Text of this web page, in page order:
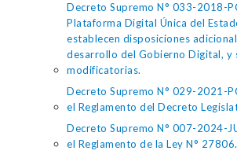
Decreto Supremo N° 033-2018-
Plataforma Digital Única del
establecen disposiciones
desarrollo del Gobierno Digital, y
modificatorias.
Decreto Supremo N° 029-2021-
el Reglamento del Decreto
Decreto Supremo N° 007-2024-
el Reglamento de la Ley N° 27806.